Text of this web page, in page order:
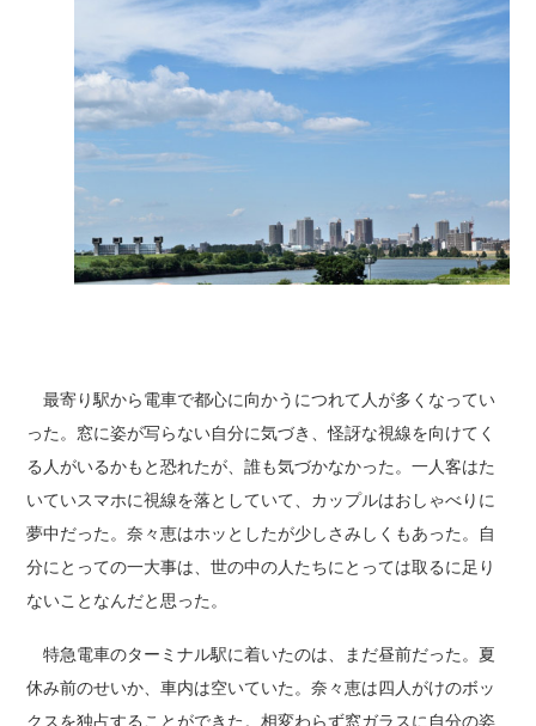
最寄り駅から電車で都心に向かうにつれて人が多くなってい
った。窓に姿が写らない自分に気づき、怪訝な視線を向けてく
る人がいるかもと恐れたが、誰も気づかなかった。一人客はた
いていスマホに視線を落としていて、カップルはおしゃべりに
夢中だった。奈々恵はホッとしたが少しさみしくもあった。自
分にとっての一大事は、世の中の人たちにとっては取るに足り
ないことなんだと思った。
特急電車のターミナル駅に着いたのは、まだ昼前だった。夏
休み前のせいか、車内は空いていた。奈々恵は四人がけのボッ